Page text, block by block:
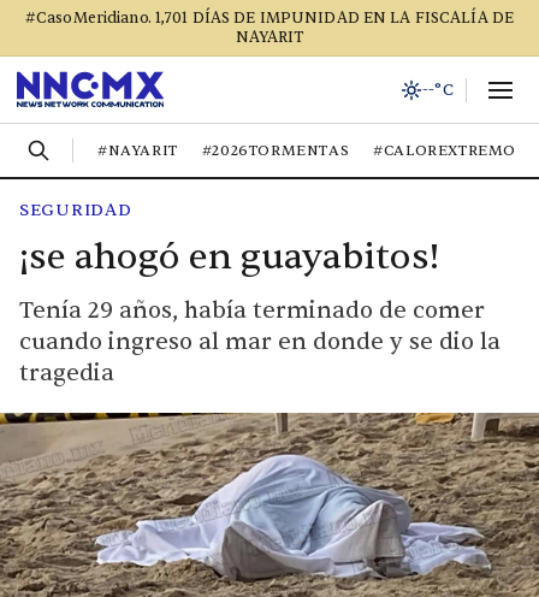
#CasoMeridiano. 1,701 DÍAS DE IMPUNIDAD EN LA FISCALÍA DE
NAYARIT
--°C
#NAYARIT #2026TORMENTAS #CALOREXTREMO
SEGURIDAD
¡se ahogó en guayabitos!
Tenía 29 años, había terminado de comer
cuando ingreso al mar en donde y se dio la
tragedia